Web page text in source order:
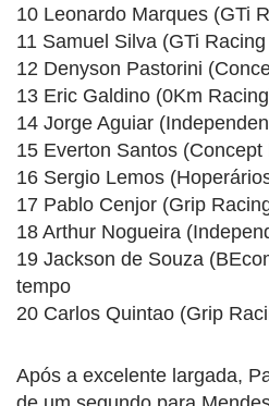
10 Leonardo Marques (GTi
11 Samuel Silva (GTi
12 Denyson Pastorini
13 Eric Galdino (0Km
14 Jorge Aguiar
15 Everton Santos
16 Sergio Lemos
17 Pablo Cenjor (Grip
18 Arthur Nogueira
19 Jackson de Souza
tempo
20 Carlos Quintao (Grip
Após a excelente largada,